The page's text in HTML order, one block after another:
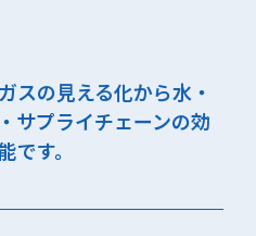
スの見える化から水・
サプライチェーンの効
です。